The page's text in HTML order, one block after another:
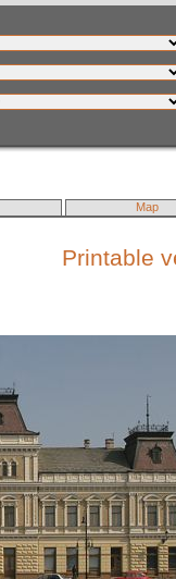
Map
Printable